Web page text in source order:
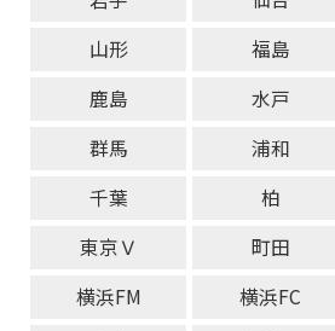
山形
福島
鹿島
水戸
群馬
浦和
千葉
柏
東京Ｖ
町田
横浜FM
横浜FC